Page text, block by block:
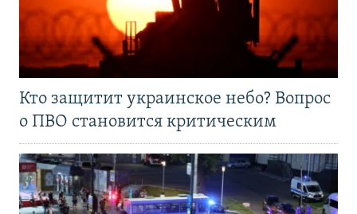
Кто защитит украинское небо? Вопрос
о ПВО становится критическим